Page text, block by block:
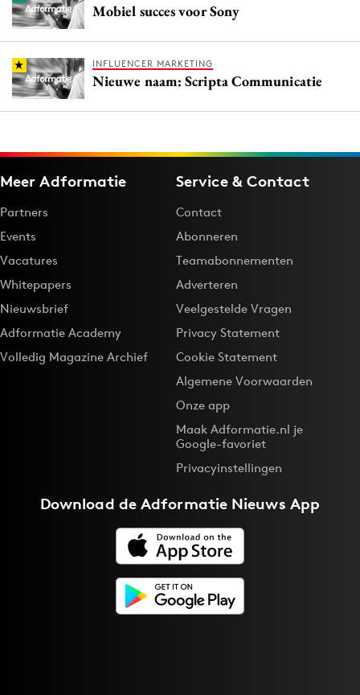
Mobiel succes voor Sony
INFLUENCER MARKETING
Nieuwe naam: Scripta Communicatie
Meer Adformatie
Partners
Events
Vacatures
Whitepapers
Nieuwsbrief
Adformatie Academy
Volledig Magazine Archief
Service & Contact
Contact
Abonneren
Teamabonnementen
Adverteren
Veelgestelde Vragen
Privacy Statement
Cookie Statement
Algemene Voorwaarden
Onze app
Maak Adformatie.nl je
Google-favoriet
Privacyinstellingen
Download deAdformatie Nieuws App